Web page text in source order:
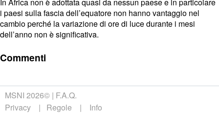
In Africa non è adottata quasi da nessun paese e in particolare
i paesi sulla fascia dell’equatore non hanno vantaggio nel
cambio perché la variazione di ore di luce durante i mesi
dell’anno non è significativa.
Commenti
MSNI 2026© F.A.Q.
Privacy
Regole Info